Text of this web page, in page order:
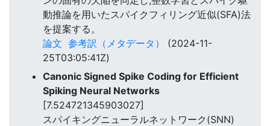
動推論を用いたスパイクフィリング近似(SFA)法
を提案する。
論文 参考訳（メタデータ）
(2024-11-
25T03:05:41Z)
Canonic Signed Spike Coding for Efficient
Spiking Neural Networks
[7.524721345903027]
スパイキングニューラルネットワーク(SNN)